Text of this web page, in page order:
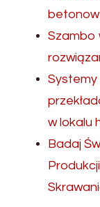
Szambo
w lokalu
Badaj